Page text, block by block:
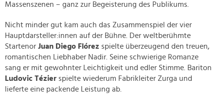
Massenszenen – ganz zur Begeisterung des Publikums.
Nicht minder gut kam auch das Zusammenspiel der vier
Hauptdarsteller:innen auf der Bühne. Der weltberühmte
Startenor Juan Diego Flórez spielte überzeugend den treuen,
romantischen Liebhaber Nadir. Seine schwierige Romanze
sang er mit gewohnter Leichtigkeit und edler Stimme. Bariton
Ludovic Tézier spielte wiederum Fabrikleiter Zurga und
lieferte eine packende Leistung ab.